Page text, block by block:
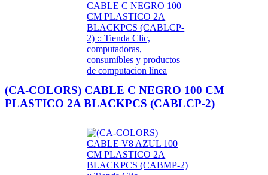
(CA-COLORS) CABLE C NEGRO 100 CM
PLASTICO 2A BLACKPCS (CABLCP-2)